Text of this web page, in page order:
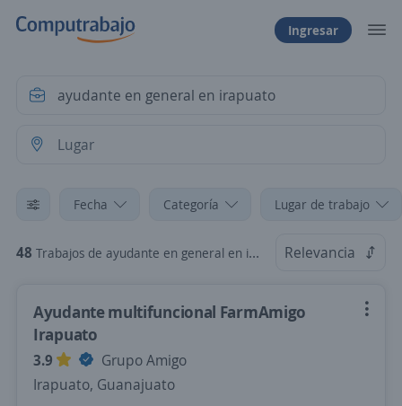
Ingresar
Fecha Categoría Lugar de trabajo
48 Trabajos de ayudante en general en irapuato Relevancia
Ayudante multifuncional FarmAmigo
Irapuato
3.9
Grupo Amigo
Irapuato, Guanajuato